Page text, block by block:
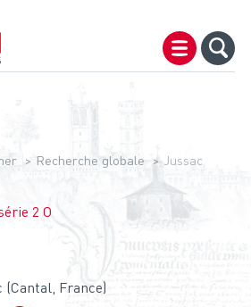
Cantal
Recherche globale Jussac
2 O
(Cantal, France)